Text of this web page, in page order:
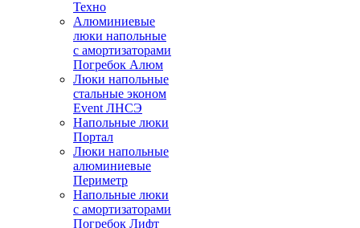
Техно
Алюминиевые
люки напольные
с амортизаторами
Погребок Алюм
Люки напольные
стальные эконом
Event ЛНСЭ
Напольные люки
Портал
Люки напольные
алюминиевые
Периметр
Напольные люки
с амортизаторами
Погребок Лифт